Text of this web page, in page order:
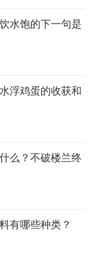
水饱的下一句是
浮鸡蛋的收获和
么？不破楼兰终
有哪些种类？